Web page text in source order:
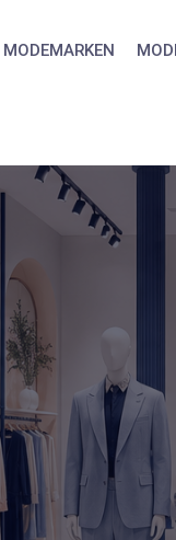
MODEMARKEN